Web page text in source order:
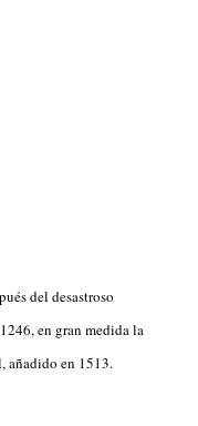
del desastroso
en gran medida la
añadido en 1513.